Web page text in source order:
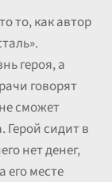
то, как автор
героя, а
говорят
сможет
Герой сидит в
нет денег,
его месте